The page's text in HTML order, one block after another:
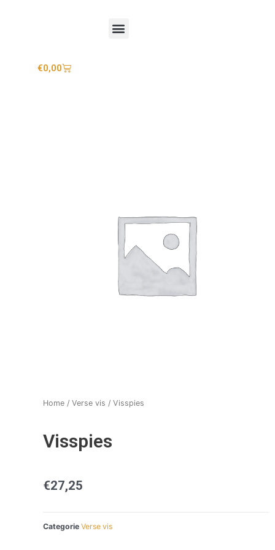
€0,00
Home / Verse vis / Visspies
Visspies
€27,25
Categorie Verse vis